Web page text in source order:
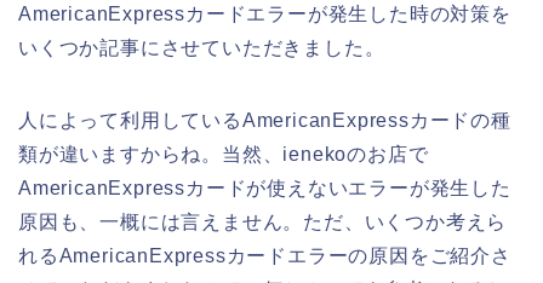
AmericanExpressカードエラーが発生した時の対策を
いくつか記事にさせていただきました。
人によって利用しているAmericanExpressカードの種
類が違いますからね。当然、ienekoのお店で
AmericanExpressカードが使えないエラーが発生した
原因も、一概には言えません。ただ、いくつか考えら
れるAmericanExpressカードエラーの原因をご紹介さ